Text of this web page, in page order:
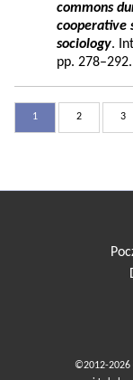
commons
cooperative
sociology.
pp. 278–292.
1 2 3
©2012-2026